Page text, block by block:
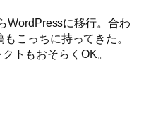
WordPressに移行。合わ
こっちに持ってきた。
トもおそらくOK。